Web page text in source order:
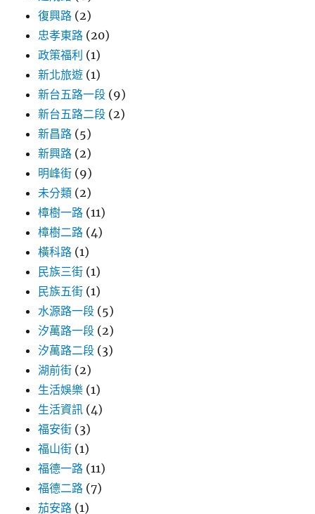
復興路 (2)
忠孝東路 (20)
政策福利 (1)
新北旅遊 (1)
新台五路一段 (9)
新台五路二段 (2)
新昌路 (5)
新興路 (2)
明峰街 (9)
未分類 (2)
樟樹一路 (11)
樟樹二路 (4)
橫科路 (1)
民族三街 (1)
民族五街 (1)
水源路一段 (5)
汐萬路一段 (2)
汐萬路二段 (3)
湖前街 (2)
生活娛樂 (1)
生活資訊 (4)
福安街 (3)
福山街 (1)
福德一路 (11)
福德二路 (7)
茄安路 (1)